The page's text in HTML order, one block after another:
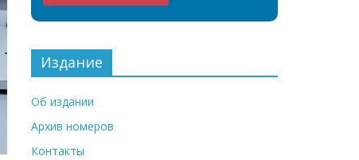
Издание
Об издании
Архив номеров
Контакты